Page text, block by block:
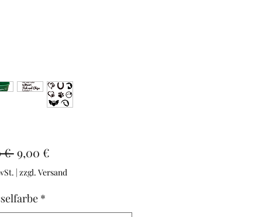
€ Standardpreis
9,00 €Sale-
Preis
| zzgl. Versand
*